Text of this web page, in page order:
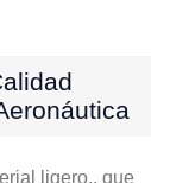
ligero., que